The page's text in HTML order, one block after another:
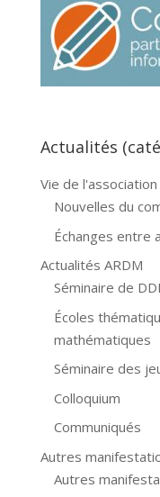
Actualités
Vie de l'association
Nouvelles du
Échanges entre
Actualités ARDM
Séminaire de
Écoles
mathématiques
Séminaire des
Colloquium
Communiqués
Autres
Autres